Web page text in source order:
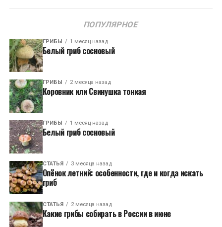
ПОПУЛЯРНОЕ
ГРИБЫ 1 месяц назад
Белый гриб сосновый
ГРИБЫ 2 месяца назад
Коровник или Свинушка тонкая
ГРИБЫ 1 месяц назад
Белый гриб сосновый
СТАТЬЯ 3 месяца назад
Опёнок летний: особенности, где и когда искать
гриб
СТАТЬЯ 2 месяца назад
Какие грибы собирать в России в июне